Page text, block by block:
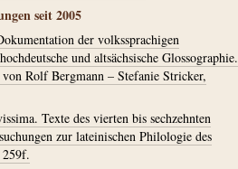
seit 2005
der volkssprachigen
und altsächsische Glossographie.
Rolf Bergmann – Stefanie Stricker,
Texte des vierten bis sechzehnten
zur lateinischen Philologie des